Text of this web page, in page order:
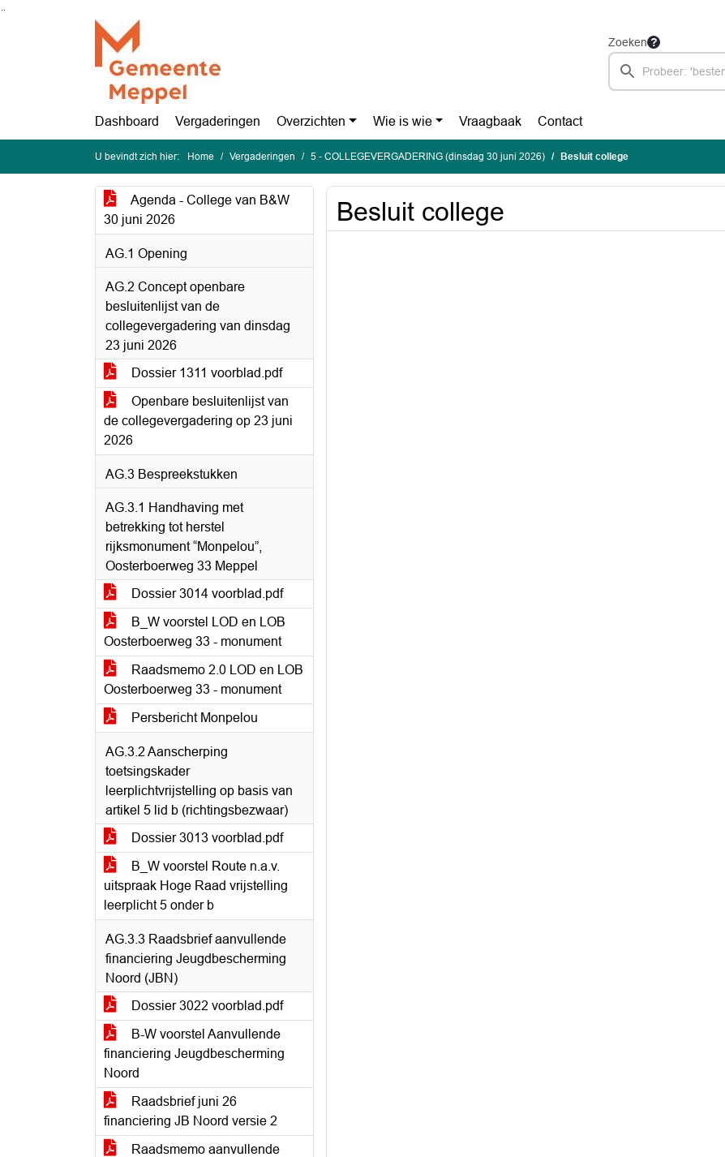
Ga naar de inhoud van deze pagina
Ga naar het zoeken
Ga naar het menu
Zoeken
Dashboard Vergaderingen Overzichten Wie is wie Vraagbaak Contact
U bevindt zich hier: Home Vergaderingen 5 - COLLEGEVERGADERING (dinsdag 30 juni 2026) Besluit college
Agenda - College van B&W
30 juni 2026
AG.1 Opening
AG.2 Concept openbare
besluitenlijst van de
collegevergadering van dinsdag
23 juni 2026
Dossier 1311 voorblad.pdf
Openbare besluitenlijst van
de collegevergadering op 23 juni
2026
AG.3 Bespreekstukken
AG.3.1 Handhaving met
betrekking tot herstel
rijksmonument “Monpelou”,
Oosterboerweg 33 Meppel
Dossier 3014 voorblad.pdf
B_W voorstel LOD en LOB
Oosterboerweg 33 - monument
Raadsmemo 2.0 LOD en LOB
Oosterboerweg 33 - monument
Persbericht Monpelou
AG.3.2 Aanscherping
toetsingskader
leerplichtvrijstelling op basis van
artikel 5 lid b (richtingsbezwaar)
Dossier 3013 voorblad.pdf
B_W voorstel Route n.a.v.
uitspraak Hoge Raad vrijstelling
leerplicht 5 onder b
AG.3.3 Raadsbrief aanvullende
financiering Jeugdbescherming
Noord (JBN)
Dossier 3022 voorblad.pdf
B-W voorstel Aanvullende
financiering Jeugdbescherming
Noord
Raadsbrief juni 26
financiering JB Noord versie 2
Raadsmemo aanvullende
Besluit college